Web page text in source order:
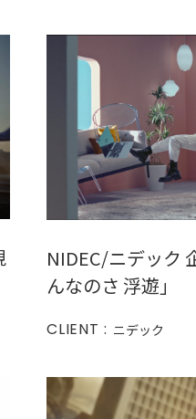
NIDEC/ニデック
んなのさ 浮遊」
CLIENT : ニデック